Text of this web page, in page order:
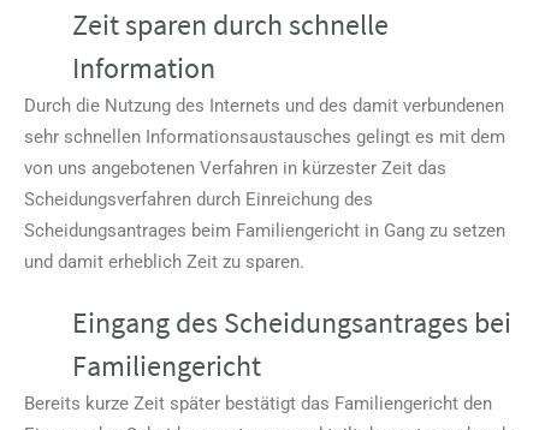
Zeit sparen durch schnelle
Information
Durch die Nutzung des Internets und des damit verbundenen
sehr schnellen Informationsaustausches gelingt es mit dem
von uns angebotenen Verfahren in kürzester Zeit das
Scheidungsverfahren durch Einreichung des
Scheidungsantrages beim Familiengericht in Gang zu setzen
und damit erheblich Zeit zu sparen.
Eingang des Scheidungsantrages bei
Familiengericht
Bereits kurze Zeit später bestätigt das Familiengericht den